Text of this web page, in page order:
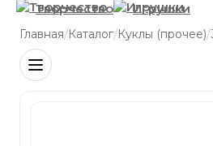
Творчество
Игрушки
Главная/Каталог/Куклы (прочее)/